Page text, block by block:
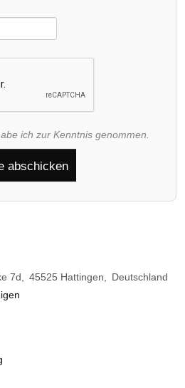
ich zur Kenntnis genommen.
abschicken
7d 45525 Hattingen
Deutschland